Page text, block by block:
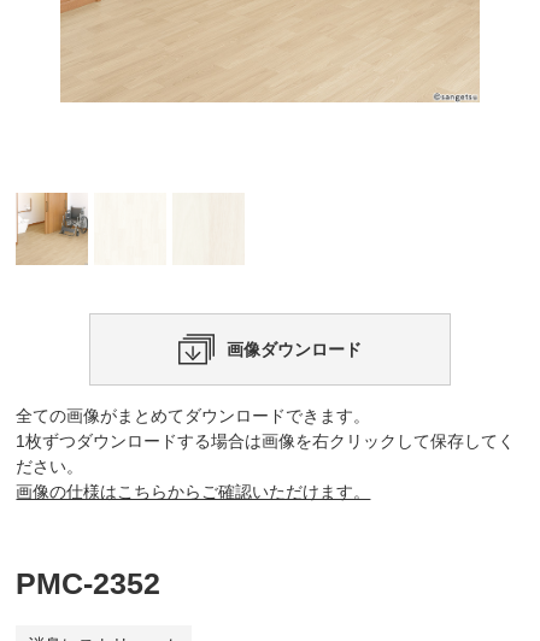
画像ダウンロード
全ての画像がまとめてダウンロードできます。
1枚ずつダウンロードする場合は画像を右クリックして保存してく
ださい。
画像の仕様はこちらからご確認いただけます。
PMC-2352